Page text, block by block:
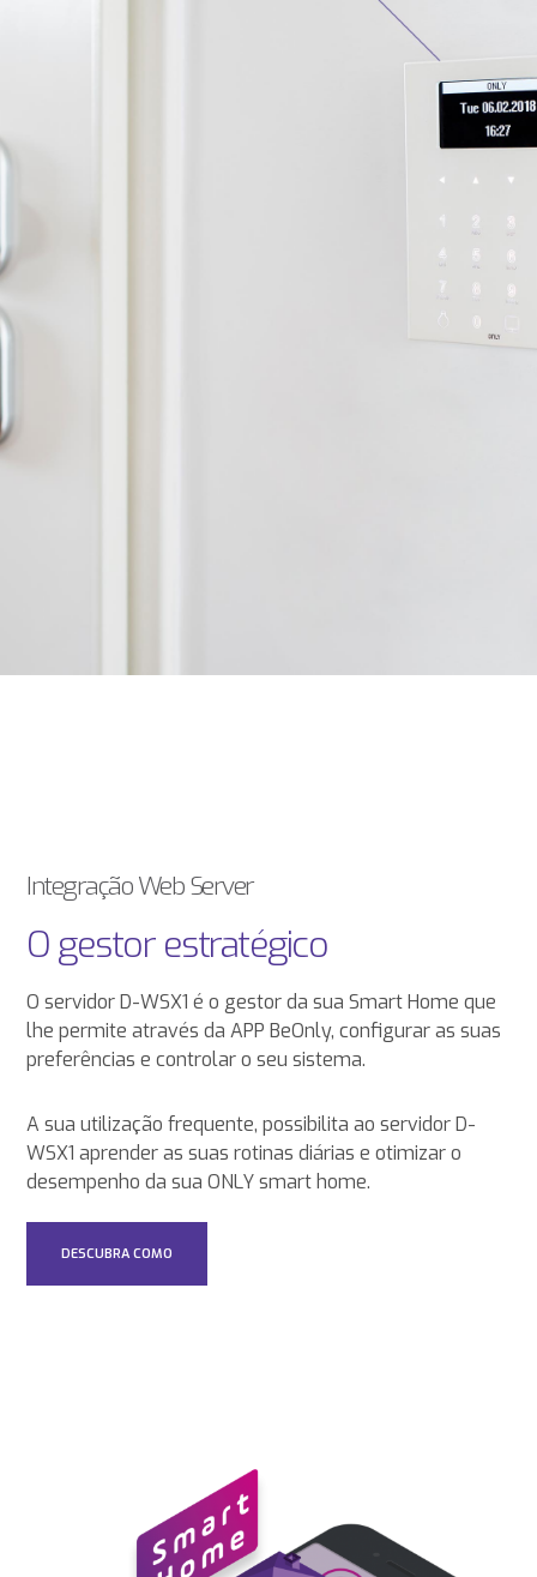
Integração Web Server
O gestor estratégico
O servidor D-WSX1 é o gestor da sua Smart Home que
lhe permite através da APP BeOnly, configurar as suas
preferências e controlar o seu sistema.
A sua utilização frequente, possibilita ao servidor D-
WSX1 aprender as suas rotinas diárias e otimizar o
desempenho da sua ONLY smart home.
DESCUBRA COMO